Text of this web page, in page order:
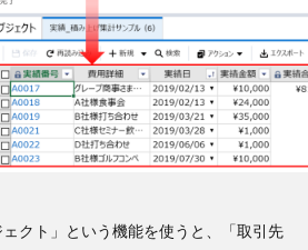
クト」という機能を使うと、「取引先